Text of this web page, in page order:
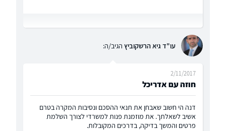
עו"ד גיא הרשקוביץ הגיב/ה:
חוזה עם אדריכל
2/11/2017
דנה הי חשוב שאבחן את תנאי ההסכם ונסיבות המקרה בטרם
אשיב לשאלתך. את מוזמנת פנות למשרדי לצורך השלמת
פרטים והמשך בדיקה, בדרכים המקובלות.